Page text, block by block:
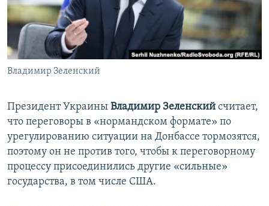
ПОБЕДИТЕЛЕЙ НЕ СУДЯТ?
КРЫМ.НЕПОКОРЕННЫЙ
ELIFBE
УКРАИНСКАЯ ПРОБЛЕМА КРЫМА
ПРИСОЕДИНЯЙТЕСЬ!
Владимир Зеленский
Президент Украины Владимир Зеленский считает,
что переговоры в «нормандском формате» по
урегулированию ситуации на Донбассе тормозятся,
поэтому он не против того, чтобы к переговорному
процессу присоединились другие «сильные»
государства, в том числе США.